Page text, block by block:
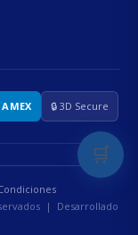
AMEX 🔒 3D Secure
| Desarrollado
🛒